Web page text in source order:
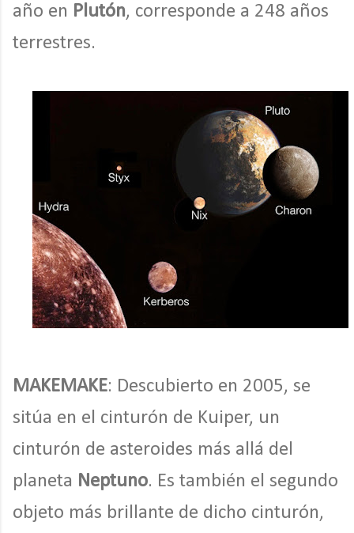
año en Plutón, corresponde a 248 años
terrestres.
MAKEMAKE: Descubierto en 2005, se
sitúa en el cinturón de Kuiper, un
cinturón de asteroides más allá del
planeta Neptuno. Es también el segundo
objeto más brillante de dicho cinturón,